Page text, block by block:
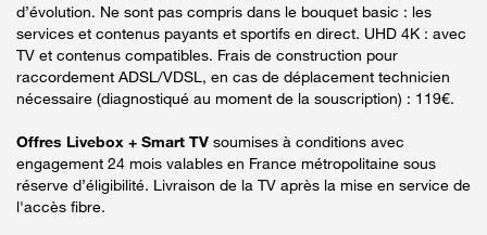
d’évolution. Ne sont pas compris dans le bouquet basic : les
services et contenus payants et sportifs en direct. UHD 4K : avec
TV et contenus compatibles. Frais de construction pour
raccordement ADSL/VDSL, en cas de déplacement technicien
nécessaire (diagnostiqué au moment de la souscription) : 119€.
Offres Livebox + Smart TV soumises à conditions avec
engagement 24 mois valables en France métropolitaine sous
réserve d’éligibilité. Livraison de la TV après la mise en service de
l'accès fibre.